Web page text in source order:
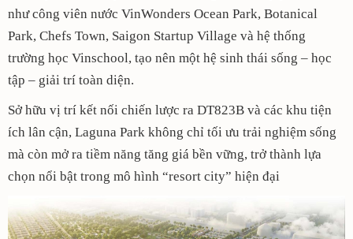
như công viên nước VinWonders Ocean Park, Botanical
Park, Chefs Town, Saigon Startup Village và hệ thống
trường học Vinschool, tạo nên một hệ sinh thái sống – học
tập – giải trí toàn diện.
Sở hữu vị trí kết nối chiến lược ra DT823B và các khu tiện
ích lân cận, Laguna Park không chỉ tối ưu trải nghiệm sống
mà còn mở ra tiềm năng tăng giá bền vững, trở thành lựa
chọn nổi bật trong mô hình “resort city” hiện đại